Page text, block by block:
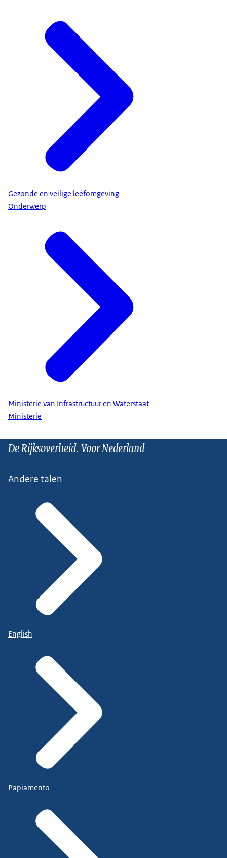
Gezonde en veilige leefomgeving
Onderwerp
Ministerie van Infrastructuur en Waterstaat
Ministerie
De Rijksoverheid. Voor Nederland
Andere talen
English
Papiamento